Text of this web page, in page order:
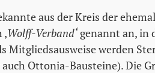
aus der Kreis der
Wolff-Verband‘genannt an, in
Mitgliedsausweise werden
Ottonia-Bausteine). Die